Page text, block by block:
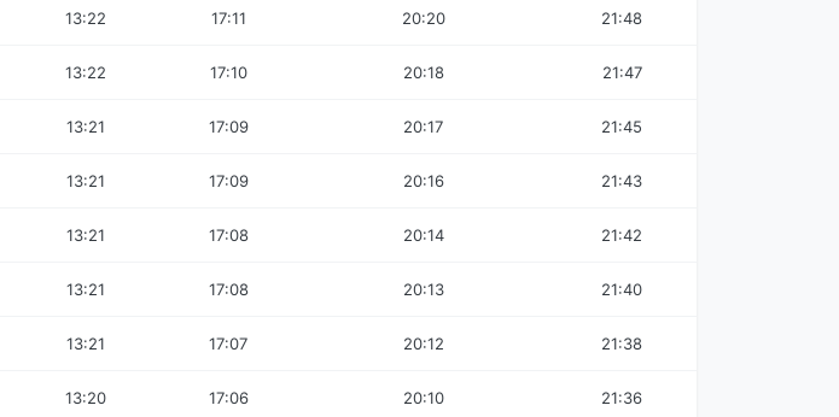
13:22 17:11 20:20 21:48
13:22 17:10 20:18 21:47
13:21 17:09 20:17 21:45
13:21 17:09 20:16 21:43
13:21 17:08 20:14 21:42
13:21 17:08 20:13 21:40
13:21 17:07 20:12 21:38
13:20 17:06 20:10 21:36